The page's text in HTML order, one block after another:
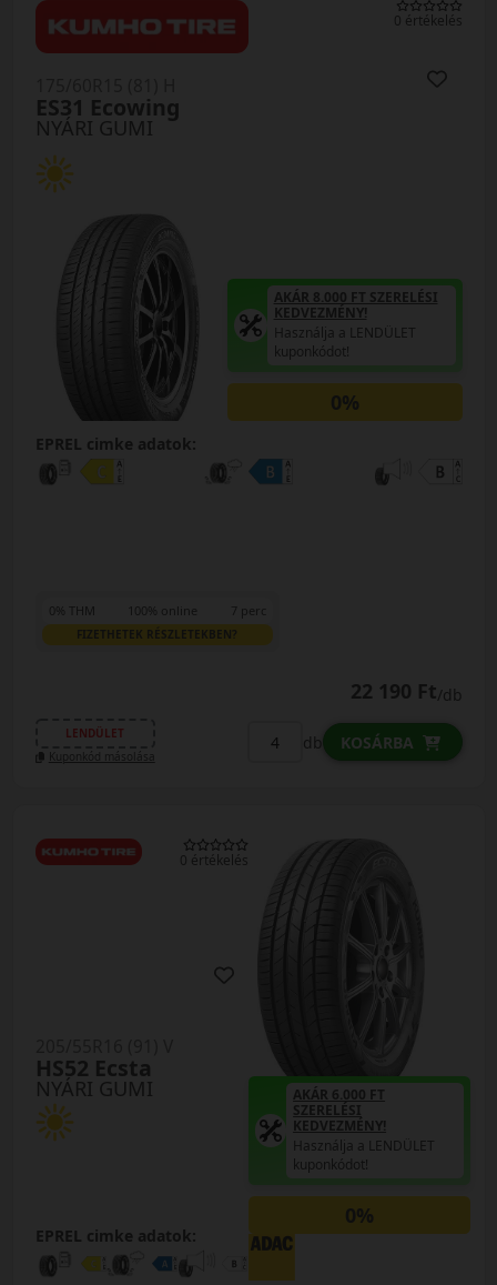
0 értékelés
NYÁRI GUMI
ES31 Ecowing
AKÁR 8.000 FT SZERELÉSI
KEDVEZMÉNY!
Használja a LENDÜLET
kuponkódot!
0%
EPREL cimke adatok:
0% THM 100% online 7 perc
FIZETHETEK RÉSZLETEKBEN?
22 190 Ft/db
LENDÜLET
Kuponkód másolása
db KOSÁRBA
0 értékelés
NYÁRI GUMI
HS52 Ecsta
EPREL cimke adatok:
AKÁR 6.000 FT
SZERELÉSI
KEDVEZMÉNY!
Használja a LENDÜLET
kuponkódot!
0%